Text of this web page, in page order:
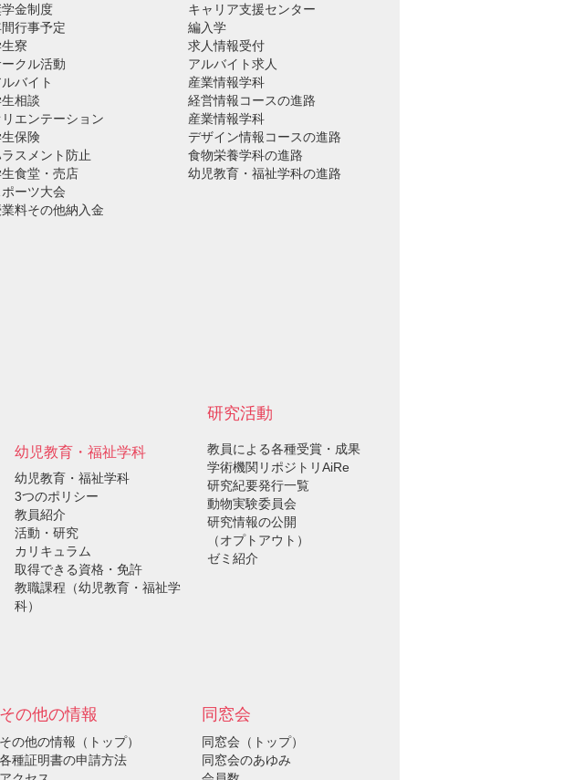
金制度
行事予定
寮
クル活動
バイト
相談
リエンテーション
保険
スメント防止
食堂・売店
ポーツ大会
料その他納入金
キャリア支援センター
編入学
求人情報受付
アルバイト求人
産業情報学科
経営情報コースの進路
産業情報学科
デザイン情報コースの進路
食物栄養学科の進路
幼児教育・福祉学科の進路
幼児教育・福祉学科
幼児教育・福祉学科
3つのポリシー
教員紹介
活動・研究
カリキュラム
取得できる資格・免許
教職課程（幼児教育・福祉学
科）
研究活動
教員による各種受賞・成果
学術機関リポジトリAiRe
研究紀要発行一覧
動物実験委員会
研究情報の公開
（オプトアウト）
ゼミ紹介
その他の情報
その他の情報（トップ）
各種証明書の申請方法
同窓会
同窓会（トップ）
同窓会のあゆみ